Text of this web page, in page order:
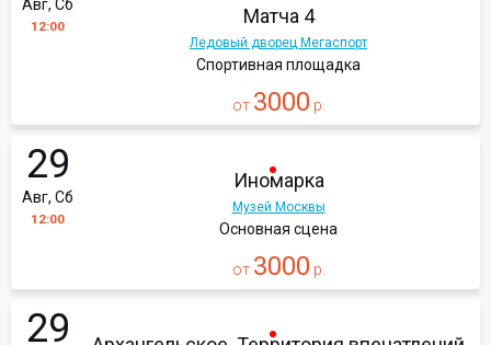
Авг, Сб
12:00 Матча 4
Ледовый дворец Мегаспорт
Спортивная площадка
от 3000 р.
29
Авг, Сб
12:00
Иномарка
Музей Москвы
Основная сцена
от 3000 р.
29